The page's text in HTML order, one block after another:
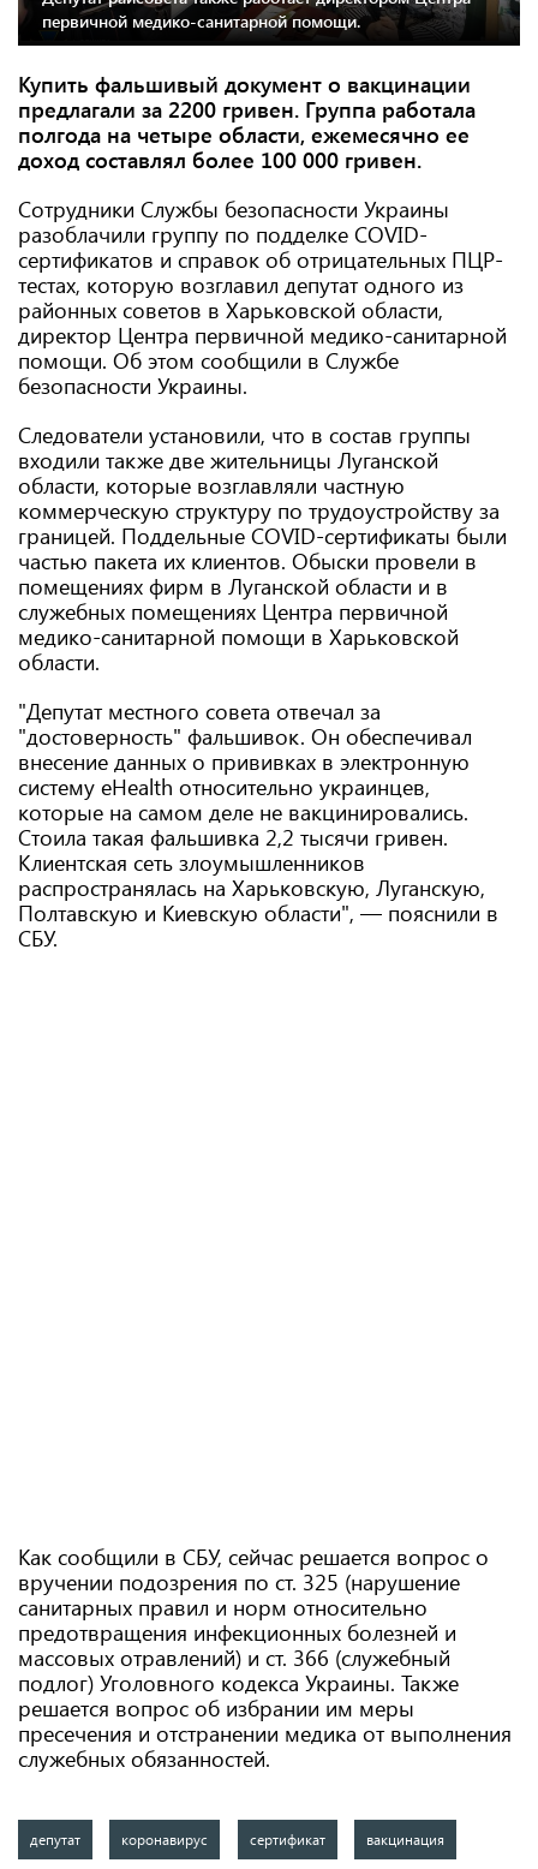
первичной медико-санитарной помощи.
Купить фальшивый документ о вакцинации
предлагали за 2200 гривен. Группа работала
полгода на четыре области, ежемесячно ее
доход составлял более 100 000 гривен.
Сотрудники Службы безопасности Украины
разоблачили группу по подделке COVID-
сертификатов и справок об отрицательных ПЦР-
тестах, которую возглавил депутат одного из
районных советов в Харьковской области,
директор Центра первичной медико-санитарной
помощи. Об этом сообщили в Службе
безопасности Украины.
Следователи установили, что в состав группы
входили также две жительницы Луганской
области, которые возглавляли частную
коммерческую структуру по трудоустройству за
границей. Поддельные COVID-сертификаты были
частью пакета их клиентов. Обыски провели в
помещениях фирм в Луганской области и в
служебных помещениях Центра первичной
медико-санитарной помощи в Харьковской
области.
"Депутат местного совета отвечал за
"достоверность" фальшивок. Он обеспечивал
внесение данных о прививках в электронную
систему eHealth относительно украинцев,
которые на самом деле не вакцинировались.
Стоила такая фальшивка 2,2 тысячи гривен.
Клиентская сеть злоумышленников
распространялась на Харьковскую, Луганскую,
Полтавскую и Киевскую области", — пояснили в
СБУ.
Как сообщили в СБУ, сейчас решается вопрос о
вручении подозрения по ст. 325 (нарушение
санитарных правил и норм относительно
предотвращения инфекционных болезней и
массовых отравлений) и ст. 366 (служебный
подлог) Уголовного кодекса Украины. Также
решается вопрос об избрании им меры
пресечения и отстранении медика от выполнения
служебных обязанностей.
депутат коронавирус сертификат вакцинация